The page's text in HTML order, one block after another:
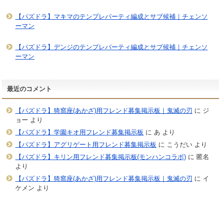
【パズドラ】マキマのテンプレパーティ編成とサブ候補｜チェンソ
ーマン
【パズドラ】デンジのテンプレパーティ編成とサブ候補｜チェンソ
ーマン
最近のコメント
【パズドラ】猗窩座(あかざ)用フレンド募集掲示板｜鬼滅の刃 に ジ
ョー より
【パズドラ】学園キオ用フレンド募集掲示板 に あ より
【パズドラ】アグリゲート用フレンド募集掲示板 に こうだいより
【パズドラ】キリン用フレンド募集掲示板(モンハンコラボ)に 匿名
より
【パズドラ】猗窩座(あかざ)用フレンド募集掲示板｜鬼滅の刃 に イ
ケメン より